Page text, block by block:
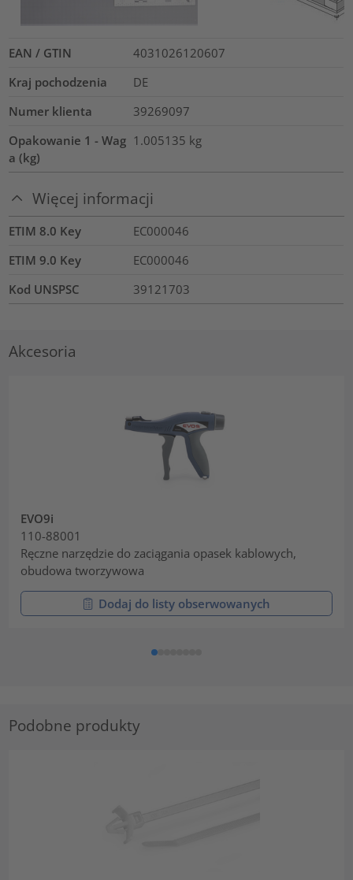
EAN / GTIN
4031026120607
Kraj pochodzenia
DE
Numer klienta
39269097
Opakowanie 1 - Wag
a (kg)
1.005135 kg
Więcej informacji
ETIM 8.0 Key
EC000046
ETIM 9.0 Key
EC000046
Kod UNSPSC
39121703
Akcesoria
EVO9i
110-88001
Ręczne narzędzie do zaciągania opasek kablowych,
obudowa tworzywowa
Dodaj do listy obserwowanych
Podobne produkty